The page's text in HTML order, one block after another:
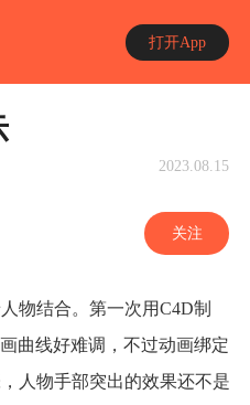
打开App
2023.08.15
关注
物结合。第一次用C4D制
曲线好难调，不过动画绑定
人物手部突出的效果还不是